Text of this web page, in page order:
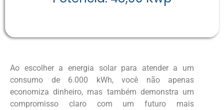
Ao escolher a energia solar para atender a um
consumo de 6.000 kWh, você não apenas
economiza dinheiro, mas também demonstra um
compromisso claro com um futuro mais